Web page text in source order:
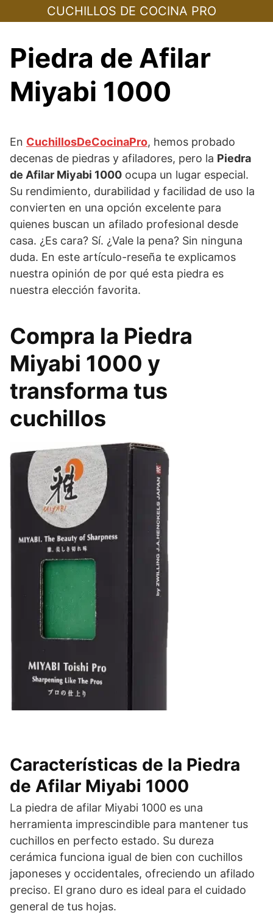
to
CUCHILLOS DE COCINA PRO
Piedra de Afilar
Miyabi 1000
En CuchillosDeCocinaPro, hemos probado
decenas de piedras y afiladores, pero la Piedra
de Afilar Miyabi 1000 ocupa un lugar especial.
Su rendimiento, durabilidad y facilidad de uso la
convierten en una opción excelente para
quienes buscan un afilado profesional desde
casa. ¿Es cara? Sí. ¿Vale la pena? Sin ninguna
duda. En este artículo-reseña te explicamos
nuestra opinión de por qué esta piedra es
nuestra elección favorita.
Compra la Piedra
Miyabi 1000 y
transforma tus
cuchillos
Características de la Piedra
de Afilar Miyabi 1000
La piedra de afilar Miyabi 1000 es una
herramienta imprescindible para mantener tus
cuchillos en perfecto estado. Su dureza
cerámica funciona igual de bien con cuchillos
japoneses y occidentales, ofreciendo un afilado
preciso. El grano duro es ideal para el cuidado
general de tus hojas.